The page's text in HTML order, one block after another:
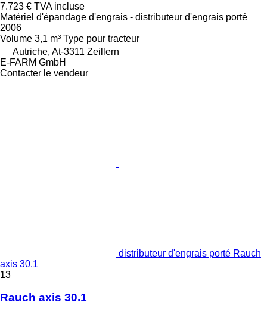
7.723 € TVA incluse
Matériel d'épandage d'engrais - distributeur d'engrais porté
2006
Volume 3,1 m³ Type pour tracteur
Autriche, At-3311 Zeillern
E-FARM GmbH
Contacter le vendeur
distributeur d'engrais porté Rauch
axis 30.1
13
Rauch axis 30.1